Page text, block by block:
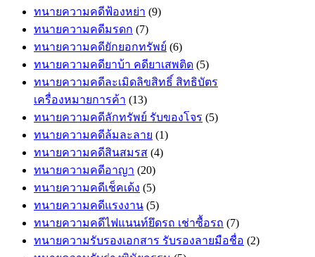
ทนายความคดีฟ้องหย่า (9)
ทนายความคดีมรดก (7)
ทนายความคดียักยอกทรัพย์ (6)
ทนายความคดียาบ้า คดียาเสพติด (5)
ทนายความคดีละเมิดลิขสิทธิ์ สิทธิบัตร
เครื่องหมายการค้า (13)
ทนายความคดีลักทรัพย์ รับของโจร (5)
ทนายความคดีล้มละลาย (1)
ทนายความคดีสินสมรส (4)
ทนายความคดีอาญา (20)
ทนายความคดีเช็คเด้ง (5)
ทนายความคดีแรงงาน (5)
ทนายความคดีไฟแนนท์ยึดรถ เช่าซื้อรถ (7)
ทนายความรับรองเอกสาร รับรองลายมือชื่อ (2)